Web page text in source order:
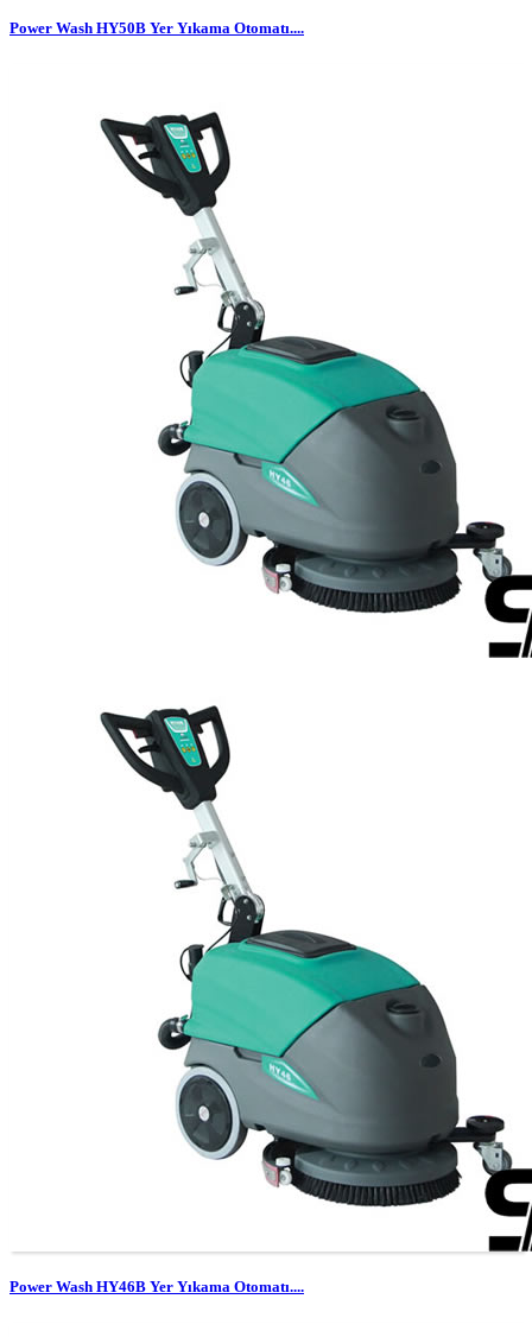
Power Wash HY50B Yer Yıkama Otomatı....
Power Wash HY46B Yer Yıkama Otomatı....